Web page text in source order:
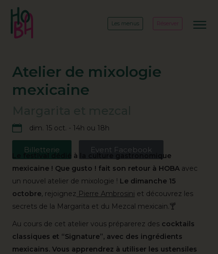
Les menus Réserver
Atelier de mixologie
mexicaine
dim. 15 oct. - 14h ou 18h
Billetterie Event Facebook
Le festival dédié à la culture gastronomique
mexicaine ! Que gusto ! fait son retour à HOBA avec
un nouvel atelier de mixologie ! Le dimanche 15
octobre, rejoignez Pierre Ambrosini et découvrez les
secrets de la Margarita et du Mezcal mexicain.🍸
Au cours de cet atelier vous préparerez des cocktails
classiques et “Signature”, avec des ingrédients
mexicains. Vous apprendrez à utiliser les ustensiles